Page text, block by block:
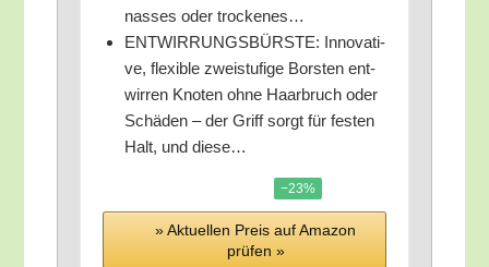
nas­ses oder trockenes…
ENTWIRRUNGSBÜRSTE: Inno­va­ti­
ve, fle­xi­ble zwei­stu­fi­ge Bors­ten ent­
wir­ren Kno­ten ohne Haar­bruch oder
Schä­den – der Griff sorgt für fes­ten
Halt, und diese…
−23%
» Aktu­el­len Preis auf Ama­zon
prü­fen »